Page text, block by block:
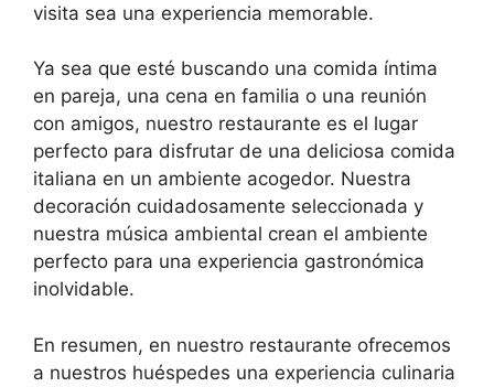
visita sea una experiencia memorable.
Ya sea que esté buscando una comida íntima
en pareja, una cena en familia o una reunión
con amigos, nuestro restaurante es el lugar
perfecto para disfrutar de una deliciosa comida
italiana en un ambiente acogedor. Nuestra
decoración cuidadosamente seleccionada y
nuestra música ambiental crean el ambiente
perfecto para una experiencia gastronómica
inolvidable.
En resumen, en nuestro restaurante ofrecemos
a nuestros huéspedes una experiencia culinaria